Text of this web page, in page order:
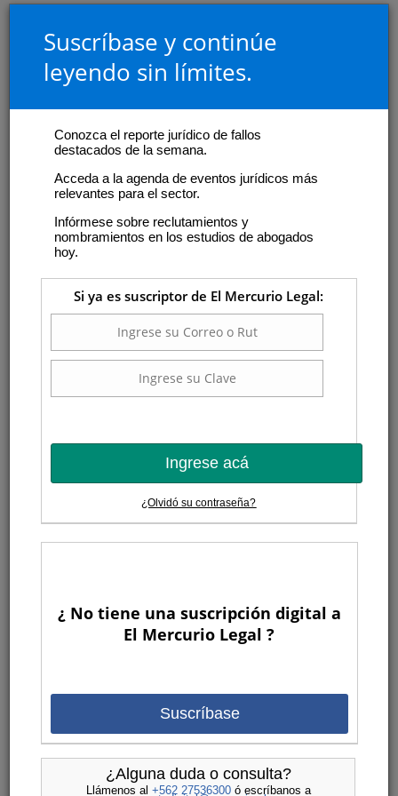
Suscríbase y continúe
leyendo sin límites.
Conozca el reporte jurídico de fallos
destacados de la semana.
Acceda a la agenda de eventos jurídicos más
relevantes para el sector.
Infórmese sobre reclutamientos y
nombramientos en los estudios de abogados
hoy.
Si ya es suscriptor de El Mercurio Legal:
Ingrese acá
¿Olvidó su contraseña?
¿ No tiene una suscripción digital a
El Mercurio Legal ?
Suscríbase
¿Alguna duda o consulta?
Llámenos al +562 27536300ó escríbanos a